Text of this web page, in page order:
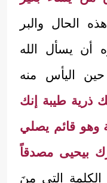
الحال والبر
أن يسأل الله
اليأس منه
طيبة إنك
وهو قائم يصلي
بيحيى مصدقاً
التي مِنَ